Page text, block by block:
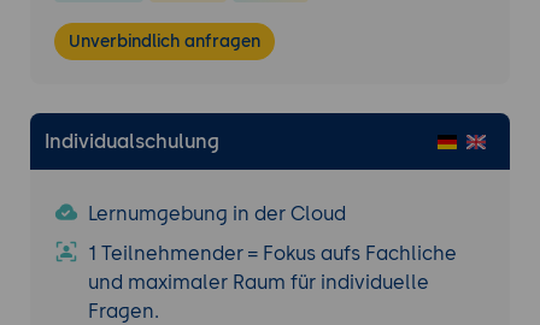
Unverbindlich anfragen
Individualschulung
Lernumgebung in der Cloud
1 Teilnehmender = Fokus aufs Fachliche
und maximaler Raum für individuelle
Fragen.